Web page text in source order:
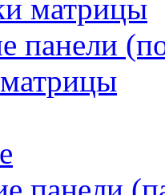
матрицы
панели